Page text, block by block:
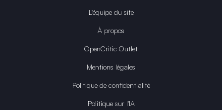
L'équipe du site
À propos
OpenCritic Outlet
Mentions légales
Politique de confidentialité
Politique sur l'IA